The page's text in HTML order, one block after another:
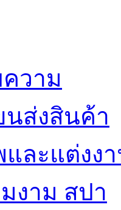
วาม
ส่งสินค้า
ละแต่งง
งาม สปา